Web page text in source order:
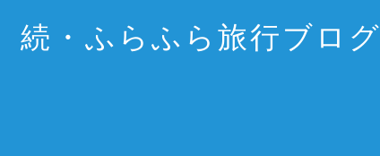
続・ふらふら旅行ブログ